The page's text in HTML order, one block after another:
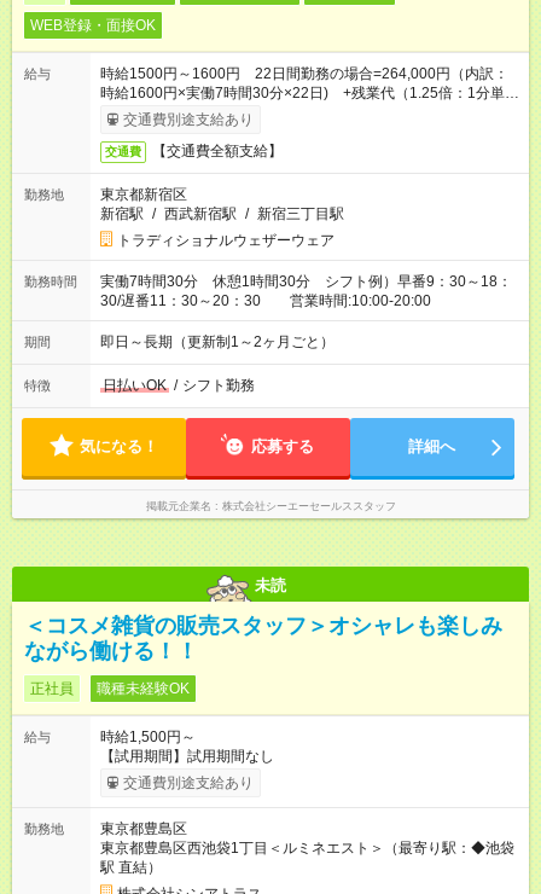
WEB登録・面接OK
給与
時給1500円～1600円 22日間勤務の場合=264,000円（内訳：
時給1600円×実働7時間30分×22日) +残業代（1.25倍：1分単位
で支給） ※時給は経験によります
交通費別途支給あり
交通費 【交通費全額支給】
勤務地
東京都新宿区
新宿駅 / 西武新宿駅 / 新宿三丁目駅
トラディショナルウェザーウェア
勤務時間
実働7時間30分 休憩1時間30分 シフト例）早番9：30～18：
30/遅番11：30～20：30 営業時間:10:00-20:00
期間 即日～長期（更新制1～2ヶ月ごと）
特徴 日払いOK / シフト勤務
気になる！ 応募する 詳細へ
掲載元企業名 株式会社シーエーセールススタッフ
未読
＜コスメ雑貨の販売スタッフ＞オシャレも楽しみ
ながら働ける！！
正社員 職種未経験OK
給与
時給1,500円～
【試用期間】試用期間なし
交通費別途支給あり
勤務地
東京都豊島区
東京都豊島区西池袋1丁目＜ルミネエスト＞（最寄り駅：◆池袋
駅 直結）